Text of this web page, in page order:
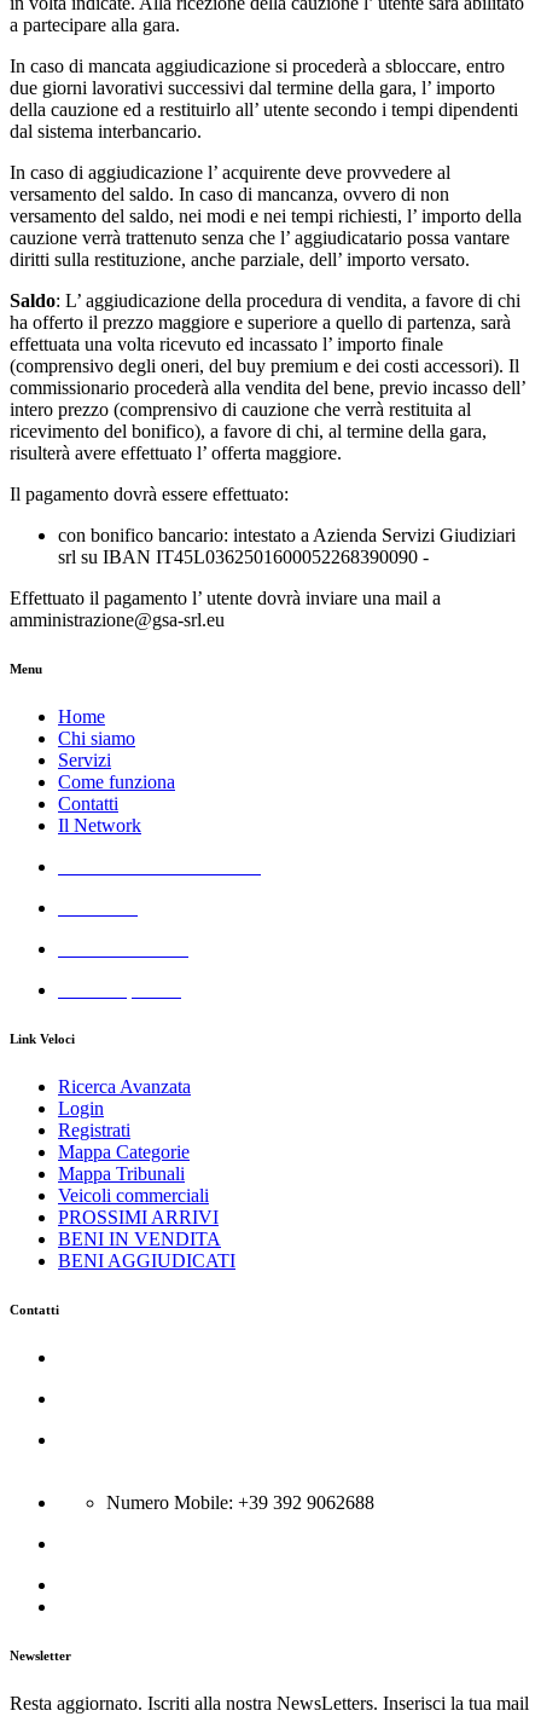
a partecipare alla gara.
In caso di mancata aggiudicazione si procederà a sbloccare, entro
due giorni lavorativi successivi dal termine della gara, l’ importo
della cauzione ed a restituirlo all’ utente secondo i tempi dipendenti
dal sistema interbancario.
In caso di aggiudicazione l’ acquirente deve provvedere al
versamento del saldo. In caso di mancanza, ovvero di non
versamento del saldo, nei modi e nei tempi richiesti, l’ importo della
cauzione verrà trattenuto senza che l’ aggiudicatario possa vantare
diritti sulla restituzione, anche parziale, dell’ importo versato.
Saldo: L’ aggiudicazione della procedura di vendita, a favore di chi
ha offerto il prezzo maggiore e superiore a quello di partenza, sarà
effettuata una volta ricevuto ed incassato l’ importo finale
(comprensivo degli oneri, del buy premium e dei costi accessori). Il
commissionario procederà alla vendita del bene, previo incasso dell’
intero prezzo (comprensivo di cauzione che verrà restituita al
ricevimento del bonifico), a favore di chi, al termine della gara,
risulterà avere effettuato l’ offerta maggiore.
Il pagamento dovrà essere effettuato:
con bonifico bancario: intestato a Azienda Servizi Giudiziari
srl su IBAN IT45L0362501600052268390090 -
Effettuato il pagamento l’ utente dovrà inviare una mail a
amministrazione@gsa-srl.eu
Menu
Home
Chi siamo
Servizi
Come funziona
Contatti
Il Network
Link Veloci
Ricerca Avanzata
Login
Registrati
Mappa Categorie
Mappa Tribunali
Veicoli commerciali
PROSSIMI ARRIVI
BENI IN VENDITA
BENI AGGIUDICATI
Contatti
Numero Mobile: +39 392 9062688
Newsletter
Resta aggiornato. Iscriti alla nostra NewsLetters. Inserisci la tua mail